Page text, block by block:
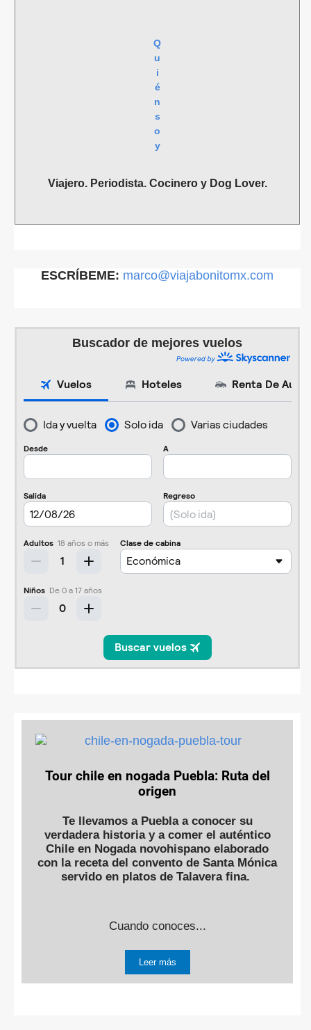
Q
u
i
é
n
s
o
y
Viajero. Periodista. Cocinero y Dog Lover.
ESCRÍBEME: marco@viajabonitomx.com
Buscador de mejores vuelos
Tour chile en nogada Puebla: Ruta del
origen
Te llevamos a Puebla a conocer su
verdadera historia y a comer el auténtico
Chile en Nogada novohispano elaborado
con la receta del convento de Santa Mónica
servido en platos de Talavera fina.
Cuando conoces...
Leer más